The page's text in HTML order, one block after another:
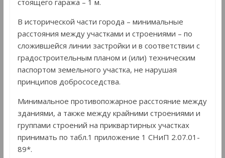
стоящего гаража – 1 м.
В исторической части города – минимальные
расстояния между участками и строениями – по
сложившейся линии застройки и в соответствии с
градостроительным планом и (или) техническим
паспортом земельного участка, не нарушая
принципов добрососедства.
Минимальное противопожарное расстояние между
зданиями, а также между крайними строениями и
группами строений на приквартирных участках
принимать по табл.1 приложение 1 СНиП 2.07.01-
89*.